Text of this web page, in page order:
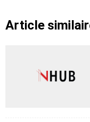
Article